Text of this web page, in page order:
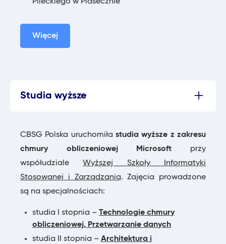
Pileckiego w Piasecznie
Więcej
Studia wyższe
CBSG Polska uruchomiła studia wyższe z zakresu
chmury obliczeniowej Microsoft przy
współudzialeWyższej Szkoły Informatyki
Stosowanej i Zarządzania. Zajęcia prowadzone
są na specjalnościach:
studia I stopnia – Technologie chmury
obliczeniowej, Przetwarzanie danych
studia II stopnia – Architektura i